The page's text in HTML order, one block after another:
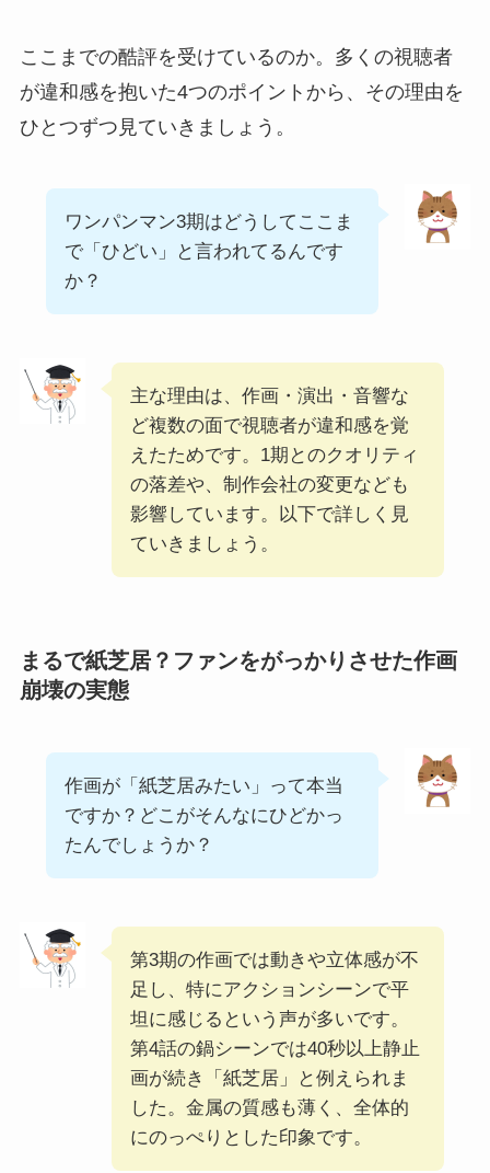
ここまでの酷評を受けているのか。多くの視聴者
が違和感を抱いた4つのポイントから、その理由を
ひとつずつ見ていきましょう。
ワンパンマン3期はどうしてここま
で「ひどい」と言われてるんです
か？
主な理由は、作画・演出・音響な
ど複数の面で視聴者が違和感を覚
えたためです。1期とのクオリティ
の落差や、制作会社の変更なども
影響しています。以下で詳しく見
ていきましょう。
まるで紙芝居？ファンをがっかりさせた作画
崩壊の実態
作画が「紙芝居みたい」って本当
ですか？どこがそんなにひどかっ
たんでしょうか？
第3期の作画では動きや立体感が不
足し、特にアクションシーンで平
坦に感じるという声が多いです。
第4話の鍋シーンでは40秒以上静止
画が続き「紙芝居」と例えられま
した。金属の質感も薄く、全体的
にのっぺりとした印象です。